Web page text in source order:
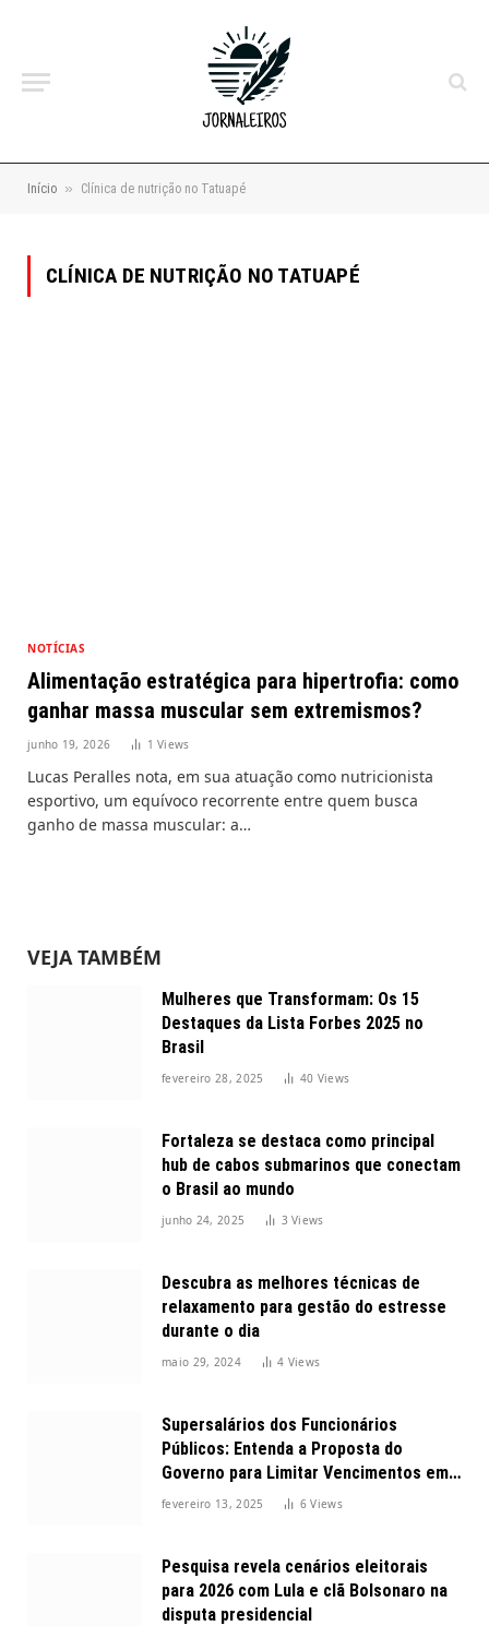
Início » Clínica de nutrição no Tatuapé
CLÍNICA DE NUTRIÇÃO NO TATUAPÉ
NOTÍCIAS
Alimentação estratégica para hipertrofia: como
ganhar massa muscular sem extremismos?
junho 19, 2026 1Views
Lucas Peralles nota, em sua atuação como nutricionista
esportivo, um equívoco recorrente entre quem busca
ganho de massa muscular: a…
VEJA TAMBÉM
Mulheres que Transformam: Os 15
Destaques da Lista Forbes 2025 no
Brasil
fevereiro 28, 2025 40 Views
Fortaleza se destaca como principal
hub de cabos submarinos que conectam
o Brasil ao mundo
junho 24, 2025 3Views
Descubra as melhores técnicas de
relaxamento para gestão do estresse
durante o dia
maio 29, 2024 4 Views
Supersalários dos Funcionários
Públicos: Entenda a Proposta do
Governo para Limitar Vencimentos em
2025
fevereiro 13, 2025 6Views
Pesquisa revela cenários eleitorais
para 2026 com Lula e clã Bolsonaro na
disputa presidencial